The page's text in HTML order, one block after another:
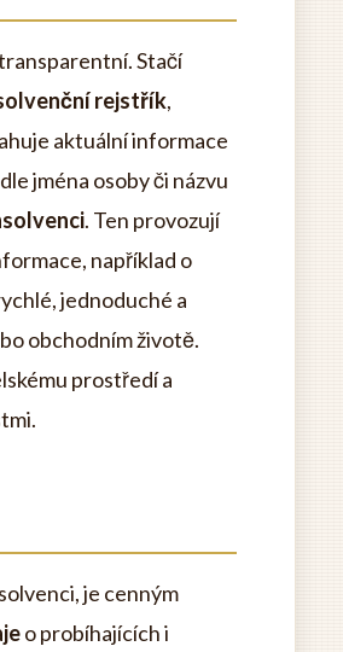
Stačí
rejstřík,
aktuální informace
jména osoby či názvu
. Ten provozují
například o
jednoduché a
obchodním životě.
prostředí a
je cenným
o probíhajících i